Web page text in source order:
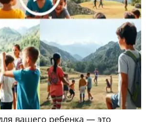
вашего ребенка — это